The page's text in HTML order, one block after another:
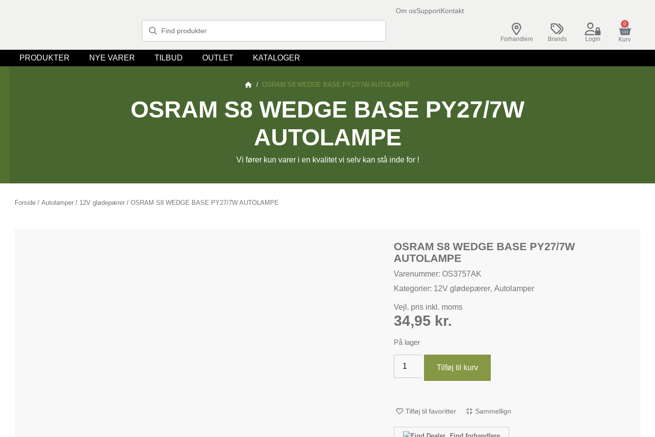
Om osSupportKontakt
Forhandlere Brands Login
0
Kurv
PRODUKTER NYE VARER TILBUD OUTLET KATALOGER
/ OSRAM S8 WEDGE BASE PY27/7W AUTOLAMPE
OSRAM S8 WEDGE BASE PY27/7W
AUTOLAMPE
Vi fører kun varer i en kvalitet vi selv kan stå inde for !
Forside / Autolamper / 12V glødepærer / OSRAM S8 WEDGE BASE PY27/7W AUTOLAMPE
OSRAM S8 WEDGE BASE PY27/7W
AUTOLAMPE
Varenummer: OS3757AK
Kategorier: 12V glødepærer, Autolamper
Vejl. pris inkl. moms
34,95 kr.
På lager
Tilføj til kurv
Tilføj til favoritter Sammellign